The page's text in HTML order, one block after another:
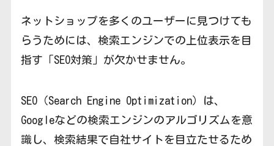
ネットショップを多くのユーザーに見つけても
らうためには、検索エンジンでの上位表示を目
指す「SEO対策」が欠かせません。
SEO（Search Engine Optimization）は、
Googleなどの検索エンジンのアルゴリズムを意
識し、検索結果で自社サイトを目立たせるため